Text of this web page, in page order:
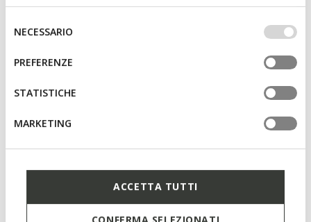
base dei tuoi gusti ed interessi. Selezionando
IMPOSTAZIONI potrai anche scegliere quali cookies ed
altri strumenti di tracciamento autorizzare. Per maggiori
informazioni o per modificare in qualsiasi momento le
tue impostazioni, visita la nostra
del
consenso
NECESSARIO
PREFERENZE
STATISTICHE
MARKETING
ACCETTA TUTTI
Materialien
Das könnte Ihnen auch
gefallen: